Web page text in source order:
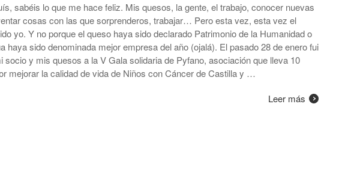
sabéis lo que me hace feliz. Mis quesos, la gente, el trabajo, conocer nuevas
cosas con las que sorprenderos, trabajar… Pero esta vez, esta vez el
yo. Y no porque el queso haya sido declarado Patrimonio de la Humanidad o
haya sido denominada mejor empresa del año (ojalá). El pasado 28 de enero fui
socio y mis quesos a la V Gala solidaria de Pyfano, asociación que lleva 10
mejorar la calidad de vida de Niños con Cáncer de Castilla y …
Leer más